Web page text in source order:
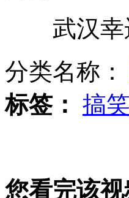
海南:蚂蚁咬伤百人 原
天价自行车28万元 时
武汉幸
分类名称：
标签： 搞笑
您看完该